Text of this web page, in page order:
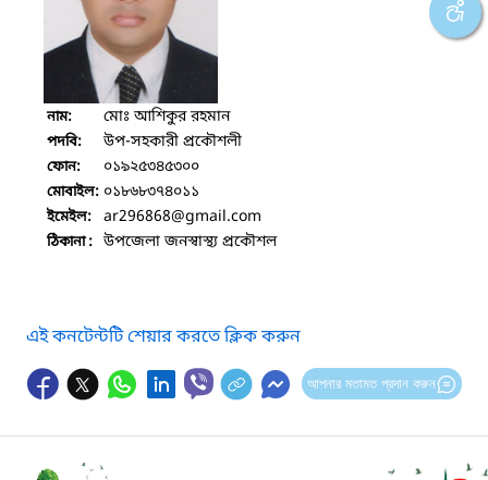
নাম: মোঃ আশিকুর রহমান
পদবি: উপ-সহকারী প্রকৌশলী
ফোন: ০১৯২৫৩৪৫৩০০
মোবাইল: ০১৮৬৮৩৭৪০১১
ইমেইল: ar296868@gmail.com
ঠিকানা : উপজেলা জনস্বাস্থ্য প্রকৌশল
এই কনটেন্টটি শেয়ার করতে ক্লিক করুন
আপনার মতামত প্রদান করুন